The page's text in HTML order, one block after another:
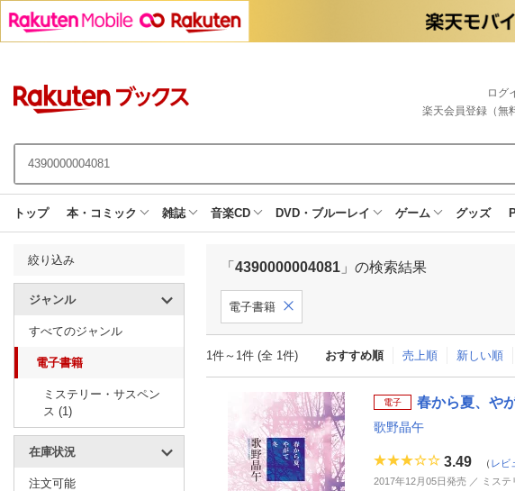
ログ
楽天会員登録（無
トップ 本・コミック 雑誌 音楽CD DVD・ブルーレイ ゲーム グッズ
絞り込み
ジャンル
すべてのジャンル
電子書籍
ミステリー・サスペン
ス (1)
在庫状況
注文可能
「 4390000004081 」の検索結果
電子書籍
1件～1件 (全 1件) おすすめ順 売上順 新しい順
電子 春から夏、や
歌野晶午
3.49 （ レビ
2017年12月05日発売 ／ ミス